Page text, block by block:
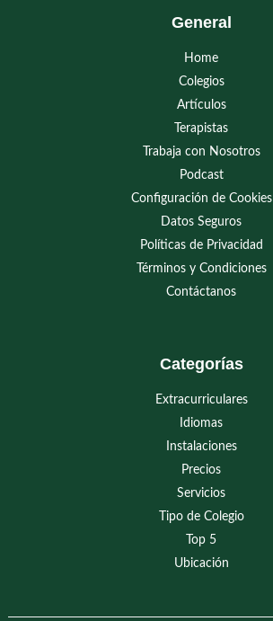
General
Home
Colegios
Artículos
Terapistas
Trabaja con Nosotros
Podcast
Configuración de Cookies
Datos Seguros
Políticas de Privacidad
Términos y Condiciones
Contáctanos
Categorías
Extracurriculares
Idiomas
Instalaciones
Precios
Servicios
Tipo de Colegio
Top 5
Ubicación